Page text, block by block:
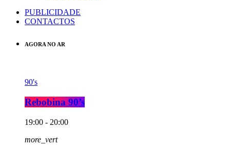
PUBLICIDADE
CONTACTOS
AGORA NO AR
90's
Rebobina 90’s
19:00 - 20:00
more_vert